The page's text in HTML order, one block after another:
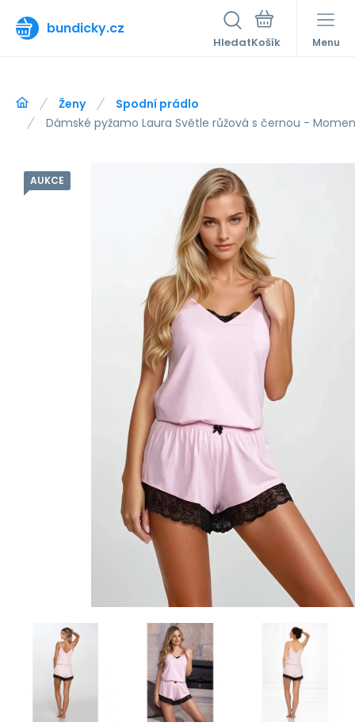
bundicky.cz
Hledat Menu
Ženy
Spodní prádlo
Dámské pyžamo Laura Světle růžová s černou -
AUKCE